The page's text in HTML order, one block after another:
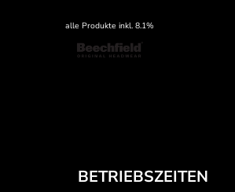
alle Produkte inkl. 8.1%
BETRIEBSZEITEN